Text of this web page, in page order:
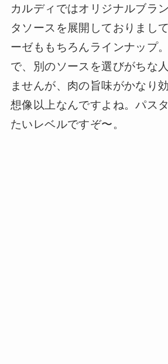
カルディではオリジナルブラ
タソースを展開しておりまし
ーゼももちろんラインナップ
で、別のソースを選びがちな
ませんが、肉の旨味がかなり
想像以上なんですよね。パス
たいレベルですぞ〜。